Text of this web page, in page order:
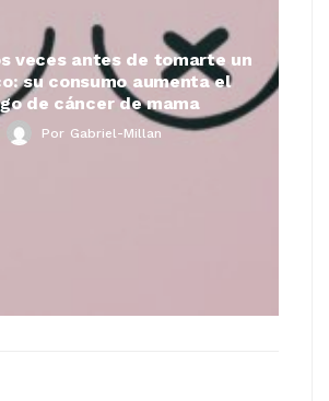
veces antes de tomarte un
su consumo aumenta el
de cáncer de mama
Por Gabriel-Millan